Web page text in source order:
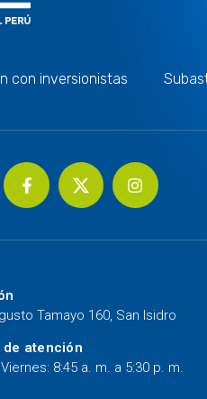
con inversionistas
Tamayo 160, San Isidro
de atención
8:45 a. m. a 5:30 p. m.